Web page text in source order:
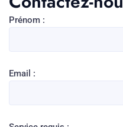
Prénom :
Email :